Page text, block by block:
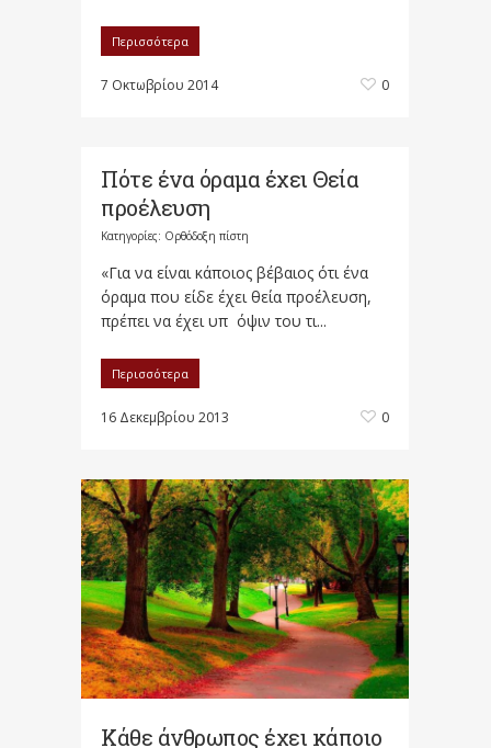
Περισσότερα
7 Οκτωβρίου 2014 0
Πότε ένα όραμα έχει Θεία
προέλευση
Κατηγορίες: Ορθόδοξη πίστη
«Για να είναι κάποιος βέβαιος ότι ένα
όραμα που είδε έχει θεία προέλευση,
πρέπει να έχει υπ όψιν του τι...
Περισσότερα
16 Δεκεμβρίου 2013 0
Κάθε άνθρωπος έχει κάποιο